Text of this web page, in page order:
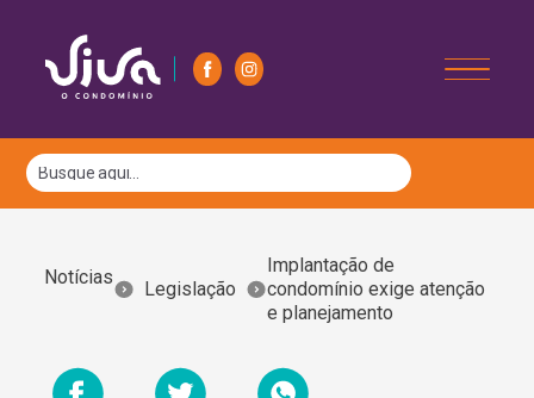
Notícias
Legislação
Implantação de
condomínio exige atenção
e planejamento